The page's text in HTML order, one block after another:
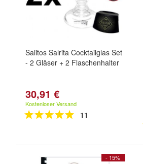
Salitos Salrita Cocktailglas Set
- 2 Gläser + 2 Flaschenhalter
30,91 €
Kostenloser Versand
11
- 15%